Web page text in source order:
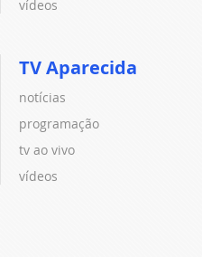
vídeos
TV Aparecida
notícias
programação
tv ao vivo
vídeos